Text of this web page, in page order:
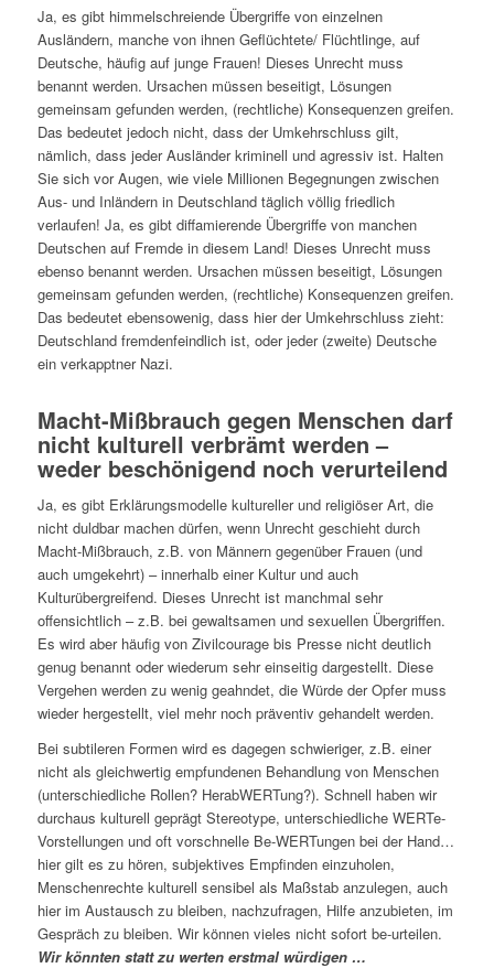
Ja, es gibt himmelschreiende Übergriffe von einzelnen
Ausländern, manche von ihnen Geflüchtete/ Flüchtlinge, auf
Deutsche, häufig auf junge Frauen! Dieses Unrecht muss
benannt werden. Ursachen müssen beseitigt, Lösungen
gemeinsam gefunden werden, (rechtliche) Konsequenzen greifen.
Das bedeutet jedoch nicht, dass der Umkehrschluss gilt,
nämlich, dass jeder Ausländer kriminell und agressiv ist. Halten
Sie sich vor Augen, wie viele Millionen Begegnungen zwischen
Aus- und Inländern in Deutschland täglich völlig friedlich
verlaufen! Ja, es gibt diffamierende Übergriffe von manchen
Deutschen auf Fremde in diesem Land! Dieses Unrecht muss
ebenso benannt werden. Ursachen müssen beseitigt, Lösungen
gemeinsam gefunden werden, (rechtliche) Konsequenzen greifen.
Das bedeutet ebensowenig, dass hier der Umkehrschluss zieht:
Deutschland fremdenfeindlich ist, oder jeder (zweite) Deutsche
ein verkapptner Nazi.
Macht-Mißbrauch gegen Menschen darf
nicht kulturell verbrämt werden –
weder beschönigend noch verurteilend
Ja, es gibt Erklärungsmodelle kultureller und religiöser Art, die
nicht duldbar machen dürfen, wenn Unrecht geschieht durch
Macht-Mißbrauch, z.B. von Männern gegenüber Frauen (und
auch umgekehrt) – innerhalb einer Kultur und auch
Kulturübergreifend. Dieses Unrecht ist manchmal sehr
offensichtlich – z.B. bei gewaltsamen und sexuellen Übergriffen.
Es wird aber häufig von Zivilcourage bis Presse nicht deutlich
genug benannt oder wiederum sehr einseitig dargestellt. Diese
Vergehen werden zu wenig geahndet, die Würde der Opfer muss
wieder hergestellt, viel mehr noch präventiv gehandelt werden.
Bei subtileren Formen wird es dagegen schwieriger, z.B. einer
nicht als gleichwertig empfundenen Behandlung von Menschen
(unterschiedliche Rollen? HerabWERTung?). Schnell haben wir
durchaus kulturell geprägt Stereotype, unterschiedliche WERTe-
Vorstellungen und oft vorschnelle Be-WERTungen bei der Hand…
hier gilt es zu hören, subjektives Empfinden einzuholen,
Menschenrechte kulturell sensibel als Maßstab anzulegen, auch
hier im Austausch zu bleiben, nachzufragen, Hilfe anzubieten, im
Gespräch zu bleiben. Wir können vieles nicht sofort be-urteilen.
Wir könnten statt zu werten erstmal würdigen …